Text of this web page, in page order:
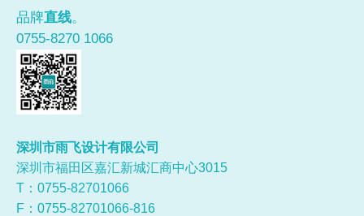
品牌直线。
0755-8270 1066
深圳市雨飞设计有限公司
深圳市福田区嘉汇新城汇商中心3015
T：0755-82701066
F：0755-82701066-816